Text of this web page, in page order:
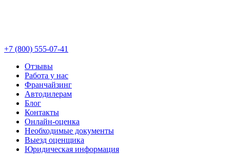
+7 (800) 555-07-41
Отзывы
Работа у нас
Франчайзинг
Автодилерам
Блог
Контакты
Онлайн-оценка
Необходимые документы
Выезд оценщика
Юридическая информация